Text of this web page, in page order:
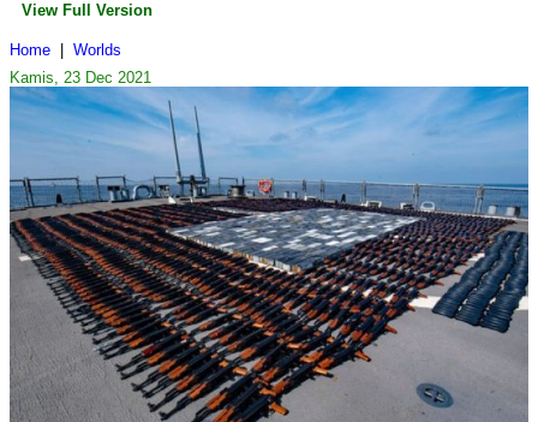
View Full Version
Home
Worlds
Kamis, 23 Dec 2021